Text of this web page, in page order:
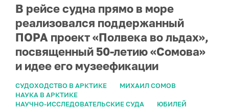
В рейсе судна прямо в море
реализовался поддержанный
ПОРА проект «Полвека во льдах»,
посвященный 50-летию «Сомова»
и идее его музеефикации
СУДОХОДСТВО В АРКТИКЕ
МИХАИЛ СОМОВ
НАУКА В АРКТИКЕ
НАУЧНО-ИССЛЕДОВАТЕЛЬСКИЕ СУДА
ЮБИЛЕЙ